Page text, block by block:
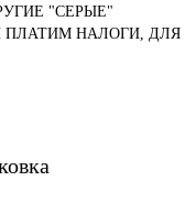
"СЕРЫЕ"
ПЛАТИМ НАЛОГИ, ДЛЯ